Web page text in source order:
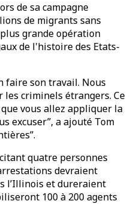
de sa campagne
de migrants sans
grande opération
de l'histoire des Etats-
faire son travail. Nous
criminels étrangers. Ce
vous allez appliquer la
excuser’’, a ajouté Tom
quatre personnes
devraient
l’Illinois et dureraient
100 à 200 agents